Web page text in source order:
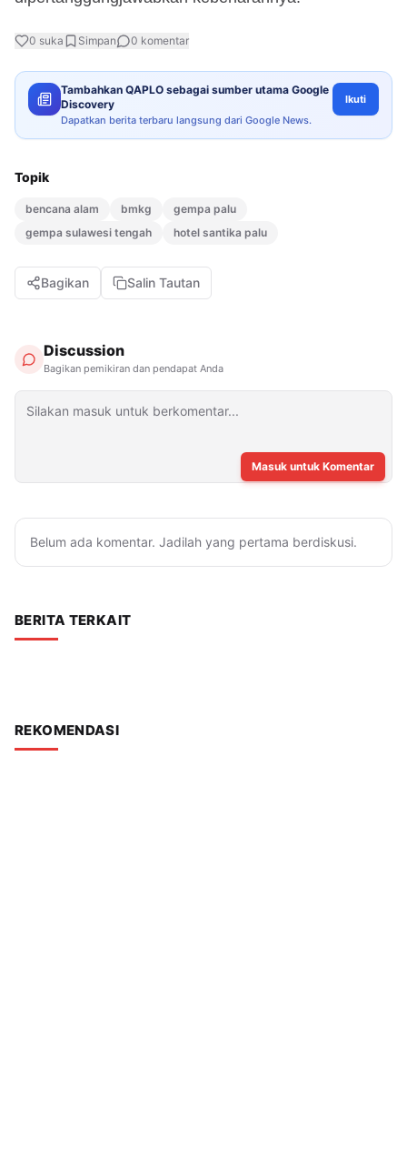
0 suka Simpan 0 komentar
Tambahkan QAPLO sebagai sumber utama Google
Discovery
Dapatkan berita terbaru langsung dari Google News.
Ikuti
Topik
bencana alam bmkg
gempa palu
gempa sulawesi tengah
hotel santika palu
Bagikan Salin Tautan
Discussion
Bagikan pemikiran dan pendapat Anda
Masuk untuk Komentar
Belum ada komentar. Jadilah yang pertama berdiskusi.
BERITA TERKAIT
REKOMENDASI